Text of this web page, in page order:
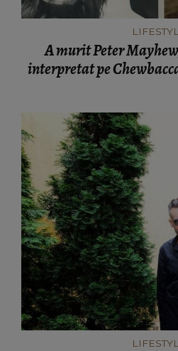
A murit Peter
interpretat pe